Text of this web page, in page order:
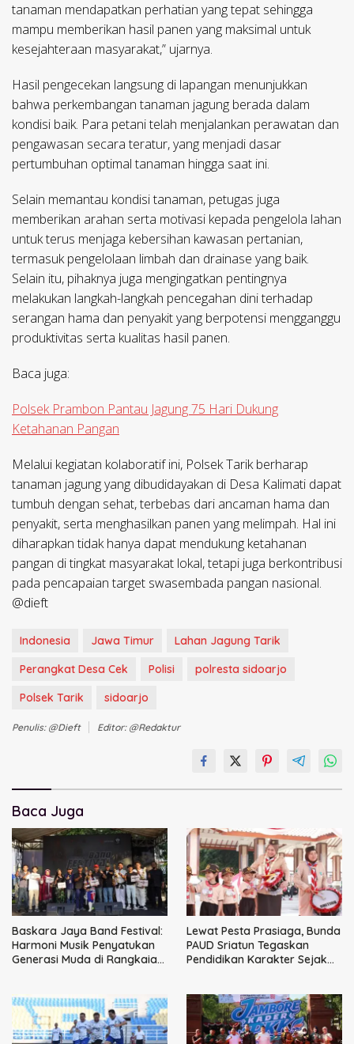
tanaman mendapatkan perhatian yang tepat sehingga
mampu memberikan hasil panen yang maksimal untuk
kesejahteraan masyarakat,” ujarnya.
Hasil pengecekan langsung di lapangan menunjukkan
bahwa perkembangan tanaman jagung berada dalam
kondisi baik. Para petani telah menjalankan perawatan dan
pengawasan secara teratur, yang menjadi dasar
pertumbuhan optimal tanaman hingga saat ini.
Selain memantau kondisi tanaman, petugas juga
memberikan arahan serta motivasi kepada pengelola lahan
untuk terus menjaga kebersihan kawasan pertanian,
termasuk pengelolaan limbah dan drainase yang baik.
Selain itu, pihaknya juga mengingatkan pentingnya
melakukan langkah-langkah pencegahan dini terhadap
serangan hama dan penyakit yang berpotensi mengganggu
produktivitas serta kualitas hasil panen.
Baca juga:
Polsek Prambon Pantau Jagung 75 Hari Dukung
Ketahanan Pangan
Melalui kegiatan kolaboratif ini, Polsek Tarik berharap
tanaman jagung yang dibudidayakan di Desa Kalimati dapat
tumbuh dengan sehat, terbebas dari ancaman hama dan
penyakit, serta menghasilkan panen yang melimpah. Hal ini
diharapkan tidak hanya dapat mendukung ketahanan
pangan di tingkat masyarakat lokal, tetapi juga berkontribusi
pada pencapaian target swasembada pangan nasional.
@dieft
Indonesia Jawa Timur
Lahan Jagung Tarik
Perangkat Desa Cek
Polisi
polresta sidoarjo
Polsek Tarik
sidoarjo
Penulis: @dieft Editor: @redaktur
Baca Juga
Baskara Jaya Band Festival:
Harmoni Musik Penyatukan
Generasi Muda di Rangkaian
Lewat Pesta Prasiaga, Bunda
PAUD Sriatun Tegaskan
Pendidikan Karakter Sejak